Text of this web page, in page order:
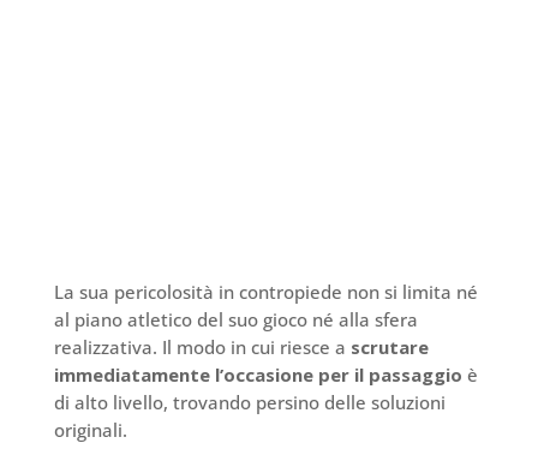
La sua pericolosità in contropiede non si limita né
al piano atletico del suo gioco né alla sfera
realizzativa. Il modo in cui riesce a scrutare
immediatamente l’occasione per il passaggio è
di alto livello, trovando persino delle soluzioni
originali.